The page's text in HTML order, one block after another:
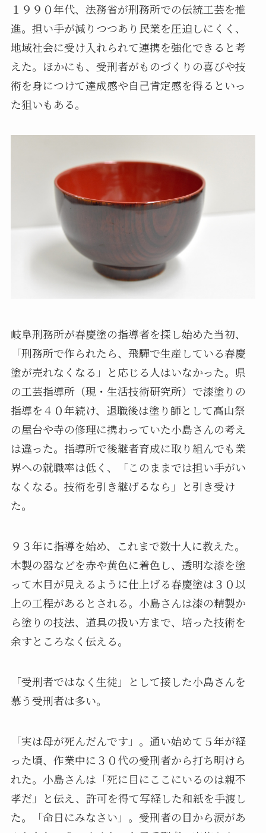
１９９０年代、法務省が刑務所での伝統工芸を推
進。担い手が減りつつあり民業を圧迫しにくく、
地域社会に受け入れられて連携を強化できると考
えた。ほかにも、受刑者がものづくりの喜びや技
術を身につけて達成感や自己肯定感を得るといっ
た狙いもある。
岐阜刑務所が春慶塗の指導者を探し始めた当初、
「刑務所で作られたら、飛驒で生産している春慶
塗が売れなくなる」と応じる人はいなかった。県
の工芸指導所（現・生活技術研究所）で漆塗りの
指導を４０年続け、退職後は塗り師として高山祭
の屋台や寺の修理に携わっていた小島さんの考え
は違った。指導所で後継者育成に取り組んでも業
界への就職率は低く、「このままでは担い手がい
なくなる。技術を引き継げるなら」と引き受け
た。
９３年に指導を始め、これまで数十人に教えた。
木製の器などを赤や黄色に着色し、透明な漆を塗
って木目が見えるように仕上げる春慶塗は３０以
上の工程があるとされる。小島さんは漆の精製か
ら塗りの技法、道具の扱い方まで、培った技術を
余すところなく伝える。
「受刑者ではなく生徒」として接した小島さんを
慕う受刑者は多い。
「実は母が死んだんです」。通い始めて５年が経
った頃、作業中に３０代の受刑者から打ち明けら
れた。小島さんは「死に目にここにいるのは親不
孝だ」と伝え、許可を得て写経した和紙を手渡し
た。「命日にみなさい」。受刑者の目から涙があ